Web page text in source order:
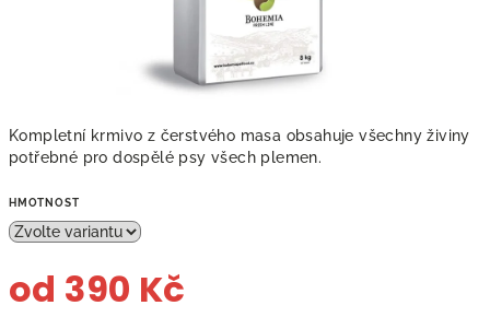
Kompletní krmivo z čerstvého masa obsahuje všechny živiny
potřebné pro dospělé psy všech plemen.
HMOTNOST
od 390 Kč